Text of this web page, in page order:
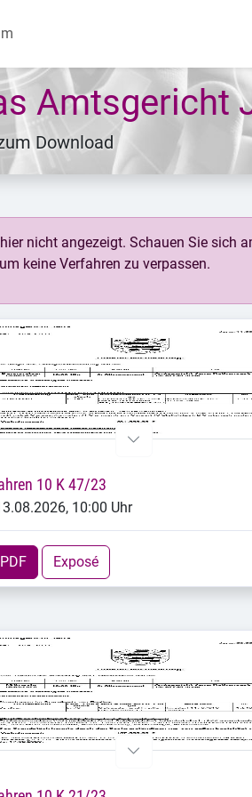
Amtsgericht
Download
nicht angezeigt. Schauen Sie sich
keine Verfahren zu verpassen.
10 K 47/23
10:00 Uhr
Exposé